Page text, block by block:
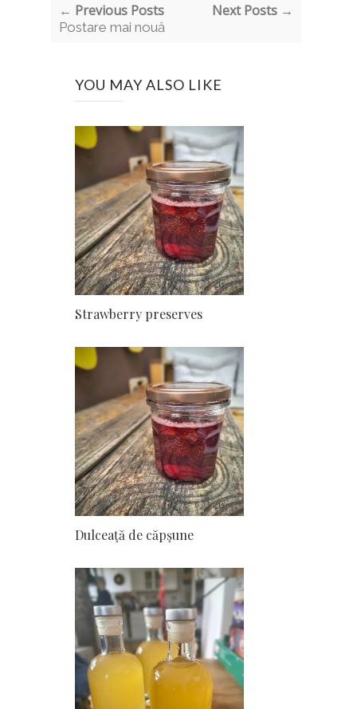
← Previous Posts
Postare mai nouă
Next Posts →
YOU MAY ALSO LIKE
Strawberry preserves
Dulceaţă de căpşune